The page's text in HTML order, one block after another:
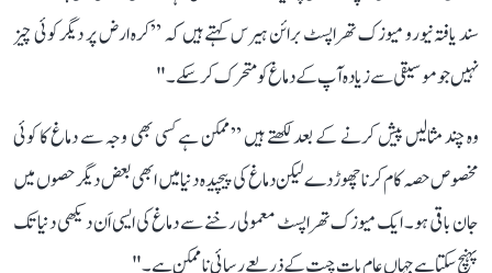
سند یافتہ نیورو میوزک تھراپسٹ برائن ہیرس کہتے ہیں کہ ”کرہ ارض پر دیگر کوئی چیز
نہیں جو موسیقی سے زیادہ آپ کے دماغ کو متحرک کر سکے۔"
وہ چند مثالیں پیش کرنے کے بعد لکھتے ہیں ”ممکن ہے کسی بھی وجہ سے دماغ کا کوئی
مخصوص حصہ کام کرنا چھوڑ دے لیکن دماغ کی پیچیدہ دنیا میں ابھی بعض دیگر حصوں میں
جان باقی ہو۔ ایک میوزک تھراپسٹ معمولی رخنے سے دماغ کی ایسی اَن دیکھی دنیا تک
پہنچ سکتا ہے جہاں عام بات چیت کے ذریعے رسائی ناممکن ہے۔"